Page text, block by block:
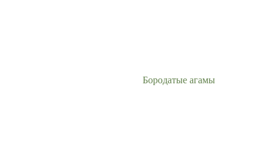
Бородатые агамы